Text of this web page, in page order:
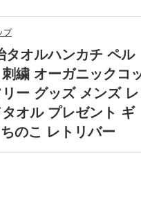
プ
タオルハンカチ ペル
繍 オーガニックコ
ー グッズ メンズ レ
オル プレゼント ギ
のこ レトリバー